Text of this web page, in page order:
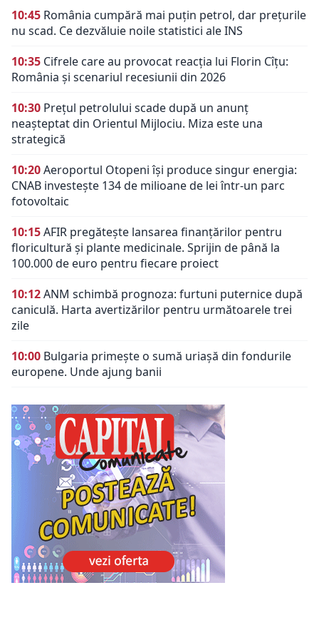
10:45 România cumpără mai puțin petrol, dar prețurile
nu scad. Ce dezvăluie noile statistici ale INS
10:35 Cifrele care au provocat reacția lui Florin Cîțu:
România și scenariul recesiunii din 2026
10:30 Prețul petrolului scade după un anunț
neașteptat din Orientul Mijlociu. Miza este una
strategică
10:20Aeroportul Otopeni își produce singur energia:
CNAB investește 134 de milioane de lei într-un parc
fotovoltaic
10:15AFIR pregătește lansarea finanțărilor pentru
floricultură și plante medicinale. Sprijin de până la
100.000 de euro pentru fiecare proiect
10:12ANM schimbă prognoza: furtuni puternice după
caniculă. Harta avertizărilor pentru următoarele trei
zile
10:00 Bulgaria primește o sumă uriașă din fondurile
europene. Unde ajung banii